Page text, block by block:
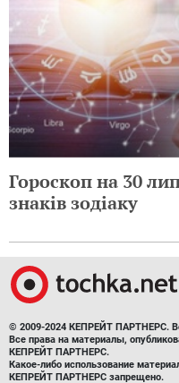
Гороскоп на 30
знаків зодіаку
© 2009-2024 КЕПРЕЙТ ПАРТНЕРС.
Все права на материалы,
КЕПРЕЙТ ПАРТНЕРС.
Какое-либо использование
КЕПРЕЙТ ПАРТНЕРС запрещено.